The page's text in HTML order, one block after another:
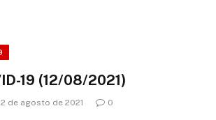
19 (12/08/2021)
de agosto de 2021 0